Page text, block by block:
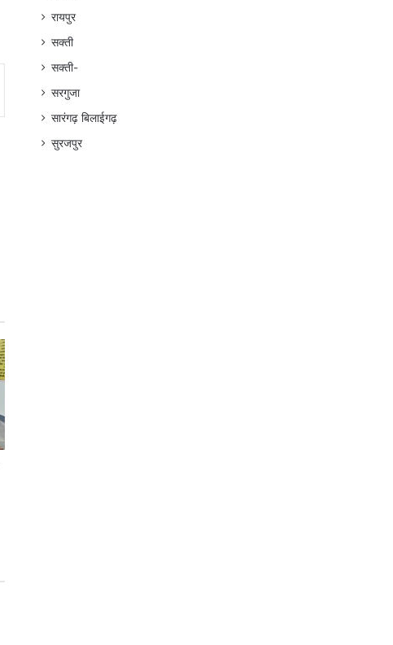
रायपुर
सक्ती
सक्ती-
सरगुजा
सारंगढ़ बिलाईगढ़
सुरजपुर